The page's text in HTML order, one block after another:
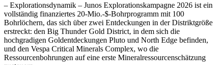
– Explorationsdynamik – Junos Explorationskampagne 2026 ist ein
vollständig finanziertes 20-Mio.-$-Bohrprogramm mit 100
Bohrlöchern, das sich über zwei Entdeckungen in der Distriktgröße
erstreckt: den Big Thunder Gold District, in dem sich die
hochgradigen Goldentdeckungen Pluto und North Edge befinden,
und den Vespa Critical Minerals Complex, wo die
Ressourcenbohrungen auf eine erste Mineralressourcenschätzung